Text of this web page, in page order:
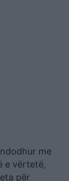
me
e vërtetë,
për